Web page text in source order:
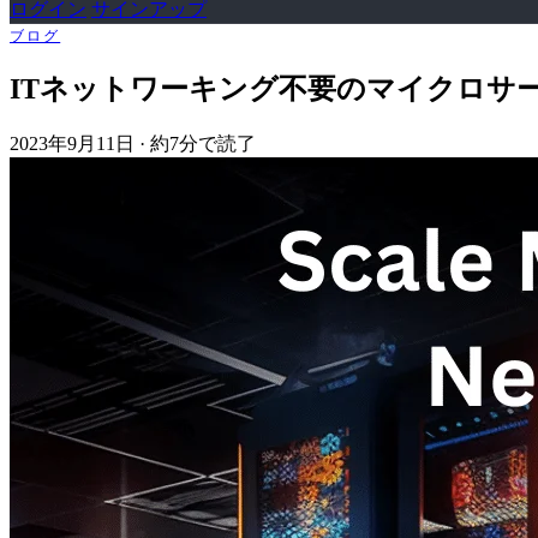
ログイン サインアップ
ブログ
ITネットワーキング不要のマイクロサ
2023年9月11日 · 約7分で読了